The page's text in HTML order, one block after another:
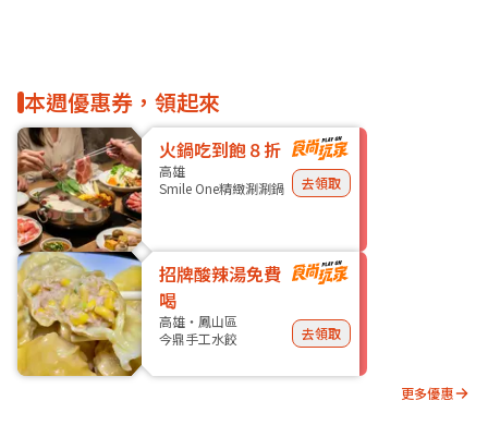
本週優惠券，領起來
火鍋吃到飽８折
高雄
Smile One精緻涮涮鍋
去領取
招牌酸辣湯免費
喝
高雄・鳳山區
今鼎手工水餃
去領取
更多優惠